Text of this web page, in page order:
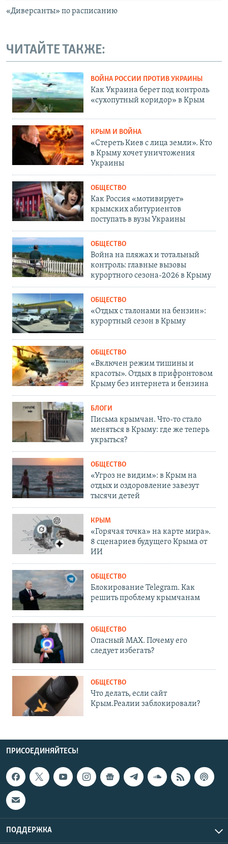
«Диверсанты» по расписанию
ЧИТАЙТЕ ТАКЖЕ:
ВОЙНА РОССИИ ПРОТИВ УКРАИНЫ
Как Украина берет под контроль
«сухопутный коридор» в Крым
КРЫМ И ВОЙНА
«Стереть Киев с лица земли». Кто
в Крыму хочет уничтожения
Украины
ОБЩЕСТВО
Как Россия «мотивирует»
крымских абитуриентов
поступать в вузы Украины
ОБЩЕСТВО
Война на пляжах и тотальный
контроль: главные вызовы
курортного сезона-2026 в Крыму
ОБЩЕСТВО
«Отдых с талонами на бензин»:
курортный сезон в Крыму
ОБЩЕСТВО
«Включен режим тишины и
красоты». Отдых в прифронтовом
Крыму без интернета и бензина
БЛОГИ
Письма крымчан. Что-то стало
меняться в Крыму: где же теперь
укрыться?
ОБЩЕСТВО
«Угроз не видим»: в Крым на
отдых и оздоровление завезут
тысячи детей
КРЫМ
«Горячая точка» на карте мира».
8 сценариев будущего Крыма от
ИИ
ОБЩЕСТВО
Блокирование Telegram. Как
решить проблему крымчанам
ОБЩЕСТВО
Опасный MAX. Почему его
следует избегать?
ОБЩЕСТВО
Что делать, если сайт
Крым.Реалии заблокировали?
ПРИСОЕДИНЯЙТЕСЬ!
ПОДДЕРЖКА